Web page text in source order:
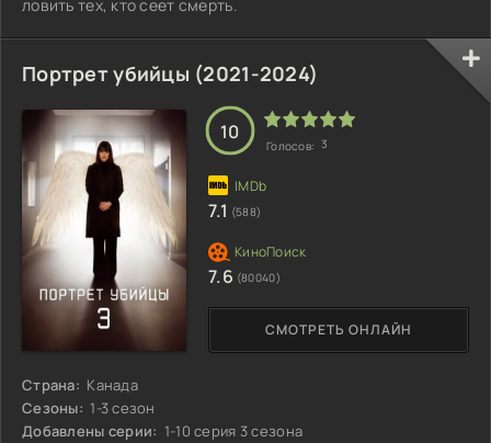
ловить тех, кто сеет смерть.
Портрет убийцы (2021-2024)
Страна: Канада
Сезоны: 1-3 сезон
Добавлены серии: 1-10 серия 3 сезона
СМОТРЕТЬ ОНЛАЙН
10
Голосов: 3
7.1 (588)
7.6 (80040)